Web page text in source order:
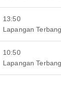
13:50
Lapangan
10:50
Lapangan